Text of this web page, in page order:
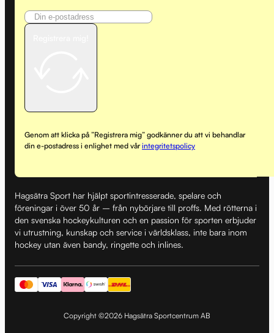
Genom att klicka på ”Registrera mig” godkänner du att vi behandlar
din e-postadress i enlighet med vårintegritetspolicy
Hagsätra Sport har hjälpt sportintresserade, spelare och
föreningar i över 50 år – från nybörjare till proffs. Med rötterna i
den svenska hockeykulturen och en passion för sporten erbjuder
vi utrustning, kunskap och service i världsklass, inte bara inom
hockey utan även bandy, ringette och inlines.
Copyright ©2026 Hagsätra Sportcentrum AB